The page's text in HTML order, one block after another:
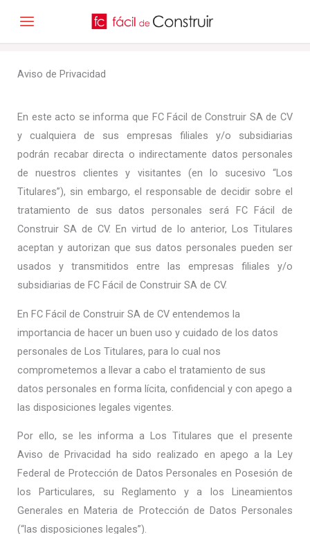
MAIN
Aviso de Privacidad
En este acto se informa que FC Fácil de Construir SA de CV
y cualquiera de sus empresas filiales y/o subsidiarias
podrán recabar directa o indirectamente datos personales
de nuestros clientes y visitantes (en lo sucesivo “Los
Titulares”), sin embargo, el responsable de decidir sobre el
tratamiento de sus datos personales será FC Fácil de
Construir SA de CV. En virtud de lo anterior, Los Titulares
aceptan y autorizan que sus datos personales pueden ser
usados y transmitidos entre las empresas filiales y/o
subsidiarias de FC Fácil de Construir SA de CV.
En FC Fácil de Construir SA de CV entendemos la
importancia de hacer un buen uso y cuidado de los datos
personales de Los Titulares, para lo cual nos
comprometemos a llevar a cabo el tratamiento de sus
datos personales en forma lícita, confidencial y con apego a
las disposiciones legales vigentes.
Por ello, se les informa a Los Titulares que el presente
Aviso de Privacidad ha sido realizado en apego a la Ley
Federal de Protección de Datos Personales en Posesión de
los Particulares, su Reglamento y a los Lineamientos
Generales en Materia de Protección de Datos Personales
(“las disposiciones legales”).